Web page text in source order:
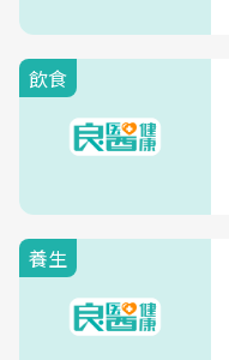
飲食
養生